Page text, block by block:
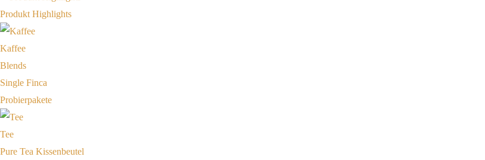
Produkt Highlights
Kaffee
Blends
Single Finca
Probierpakete
Tee
Pure Tea Kissenbeutel